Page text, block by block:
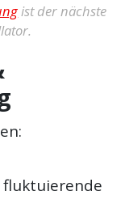
ist der nächste
fluktuierende